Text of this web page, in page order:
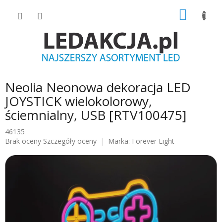
Neolia Neonowa dekoracja LED
JOYSTICK wielokolorowy,
ściemnialny, USB [RTV100475]
46135
Średnia
produktu
Brak oceny Szczegóły oceny Marka: Forever Light